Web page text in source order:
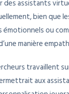
assistants
bien que
ou
manière
travaillent
aux